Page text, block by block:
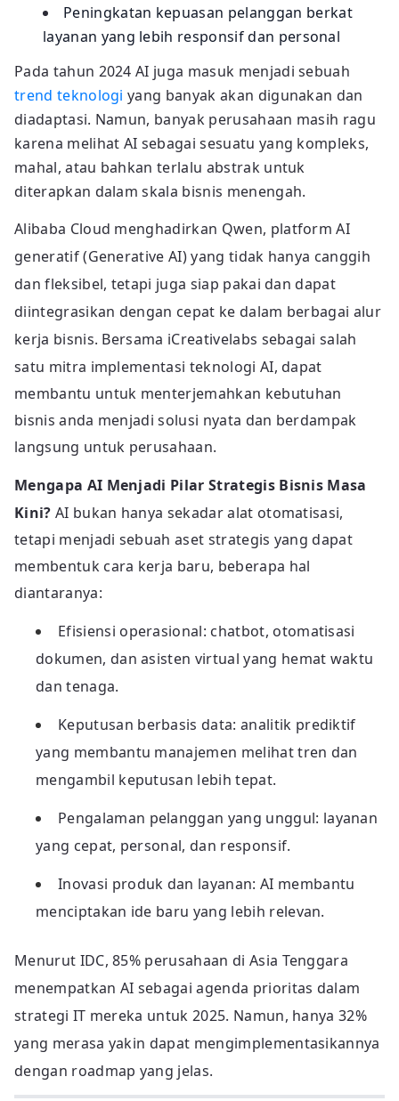
Peningkatan kepuasan pelanggan berkat
layanan yang lebih responsif dan personal
Pada tahun 2024 AI juga masuk menjadi sebuah
trend teknologiyang banyak akan digunakan dan
diadaptasi. Namun, banyak perusahaan masih ragu
karena melihat AI sebagai sesuatu yang kompleks,
mahal, atau bahkan terlalu abstrak untuk
diterapkan dalam skala bisnis menengah.
Alibaba Cloud menghadirkan Qwen, platform AI
generatif (Generative AI) yang tidak hanya canggih
dan fleksibel, tetapi juga siap pakai dan dapat
diintegrasikan dengan cepat ke dalam berbagai alur
kerja bisnis. Bersama iCreativelabs sebagai salah
satu mitra implementasi teknologi AI, dapat
membantu untuk menterjemahkan kebutuhan
bisnis anda menjadi solusi nyata dan berdampak
langsung untuk perusahaan.
Mengapa AI Menjadi Pilar Strategis Bisnis Masa
Kini? AI bukan hanya sekadar alat otomatisasi,
tetapi menjadi sebuah aset strategis yang dapat
membentuk cara kerja baru, beberapa hal
diantaranya:
Efisiensi operasional: chatbot, otomatisasi
dokumen, dan asisten virtual yang hemat waktu
dan tenaga.
Keputusan berbasis data: analitik prediktif
yang membantu manajemen melihat tren dan
mengambil keputusan lebih tepat.
Pengalaman pelanggan yang unggul: layanan
yang cepat, personal, dan responsif.
Inovasi produk dan layanan: AI membantu
menciptakan ide baru yang lebih relevan.
Menurut IDC, 85% perusahaan di Asia Tenggara
menempatkan AI sebagai agenda prioritas dalam
strategi IT mereka untuk 2025. Namun, hanya 32%
yang merasa yakin dapat mengimplementasikannya
dengan roadmap yang jelas.